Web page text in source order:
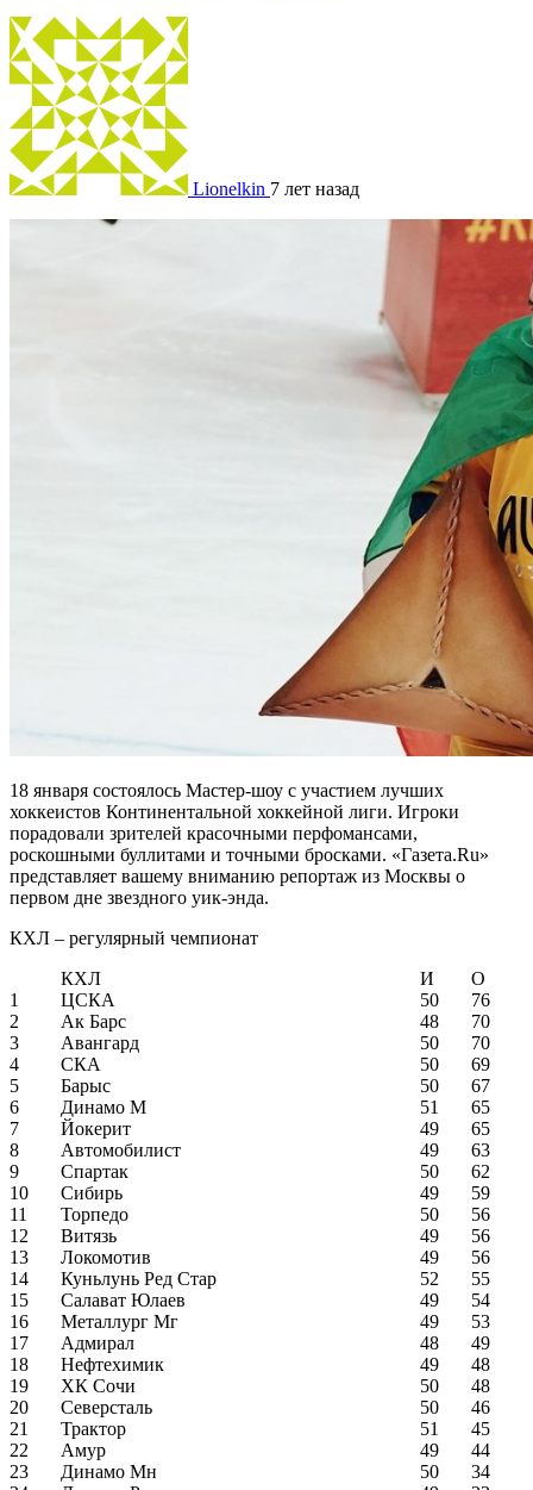
Lionelkin 7 лет назад
18 января состоялось Мастер-шоу с участием лучших
хоккеистов Континентальной хоккейной лиги. Игроки
порадовали зрителей красочными перфомансами,
роскошными буллитами и точными бросками. «Газета.Ru»
представляет вашему вниманию репортаж из Москвы о
первом дне звездного уик-энда.
КХЛ – регулярный чемпионат
КХЛ
И
О
1
ЦСКА 50
76
2
Ак Барс 48
70
3
Авангард 50
70
4
СКА 50
69
5
Барыс 50
67
6
Динамо М 51
65
7
Йокерит 49
65
8
Автомобилист 49
63
9
Спартак 50
62
10
Сибирь 49
59
11
Торпедо 50
56
12
Витязь 49
56
13
Локомотив 49
56
14
Куньлунь Ред Стар 52
55
15
Салават Юлаев 49
54
16
Металлург Мг 49
53
17
Адмирал 48
49
18
Нефтехимик 49
48
19
ХК Сочи 50
48
20
Северсталь 50
46
21
Трактор 51
45
22
Амур 49
44
23
Динамо Мн 50
34